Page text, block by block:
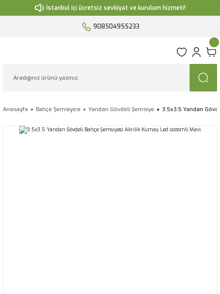
İstanbul içi ücretsiz sevkiyat ve kurulum hizmeti!
908504955233
Anasayfa Bahçe Şemsiyesi Yandan Gövdeli Şemsiye 3.5x3.5 Yandan